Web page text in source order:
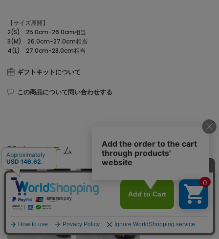
【サイズ展開】
2(S) 25.0cm-26.0cm相当
3(M) 26.0cm-27.0cm相当
4(L) 27.0cm-28.0cm相当
ギフトキットについて
この商品について問い合わせする
関連アイテム